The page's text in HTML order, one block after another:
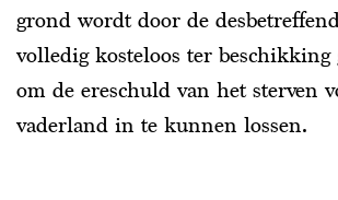
grond wordt door de
volledig kosteloos ter
om de ereschuld van het sterven
vaderland in te kunnen lossen.